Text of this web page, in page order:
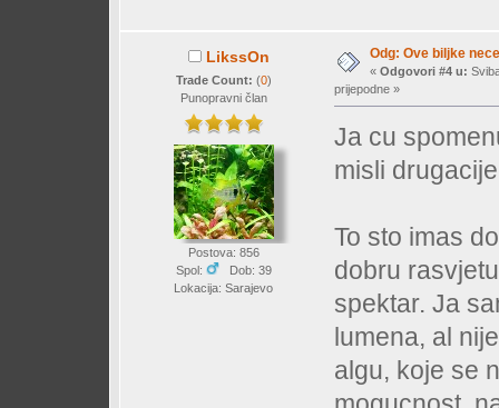
LikssOn
Trade Count: (0)
Punopravni član
Postova: 856
Spol:
Dob: 39
Lokacija: Sarajevo
Odg: Ove biljke
« Odgovori #4 u:
prijepodne »
Ja cu
misli
To sto imas
dobru
spektar. Ja
lumena, al
algu, koje se